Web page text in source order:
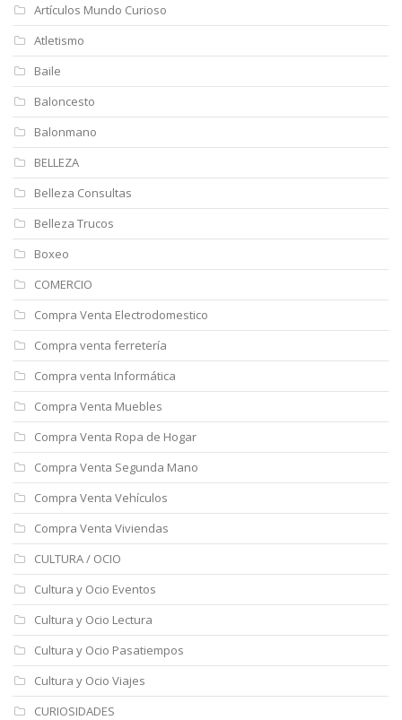
Artículos Mundo Curioso
Atletismo
Baile
Baloncesto
Balonmano
BELLEZA
Belleza Consultas
Belleza Trucos
Boxeo
COMERCIO
Compra Venta Electrodomestico
Compra venta ferretería
Compra venta Informática
Compra Venta Muebles
Compra Venta Ropa de Hogar
Compra Venta Segunda Mano
Compra Venta Vehículos
Compra Venta Viviendas
CULTURA / OCIO
Cultura y Ocio Eventos
Cultura y Ocio Lectura
Cultura y Ocio Pasatiempos
Cultura y Ocio Viajes
CURIOSIDADES